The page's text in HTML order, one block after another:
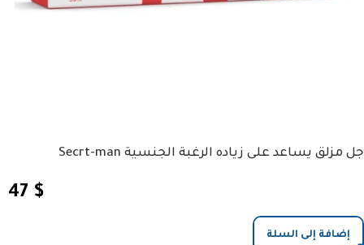
جل مزلق يساعد على زياده الرغبة الجنسية Secrt-man
47 $
إضافة إلى السلة